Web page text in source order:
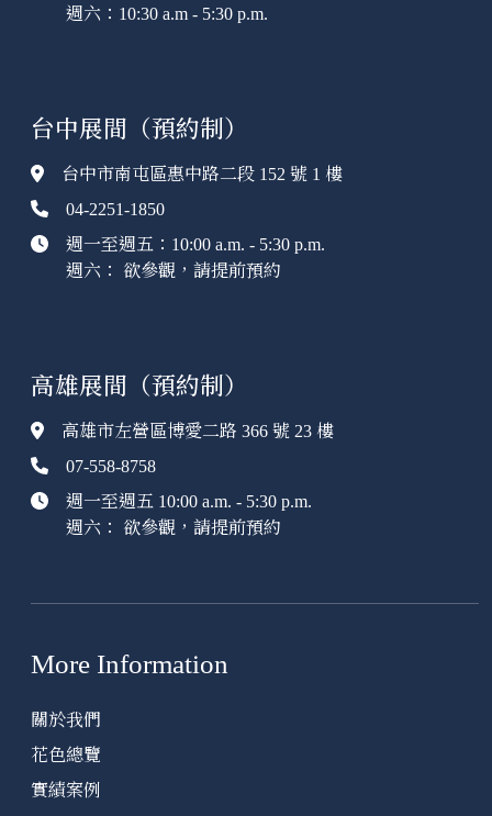
週六：10:30 a.m - 5:30 p.m.
台中展間（預約制）
台中市南屯區惠中路二段 152 號 1 樓
04-2251-1850
週一至週五：10:00 a.m. - 5:30 p.m.
週六： 欲參觀，請提前預約
高雄展間（預約制）
高雄市左營區博愛二路 366 號 23 樓
07-558-8758
週一至週五 10:00 a.m. - 5:30 p.m.
週六： 欲參觀，請提前預約
More Information
關於我們
花色總覽
實績案例